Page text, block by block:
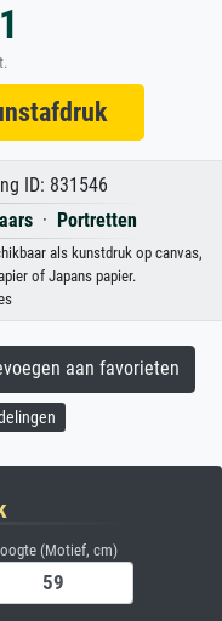
ID: 831546
· Portretten
als kunstdruk op canvas,
of Japans papier.
aan favorieten
(Motief, cm)